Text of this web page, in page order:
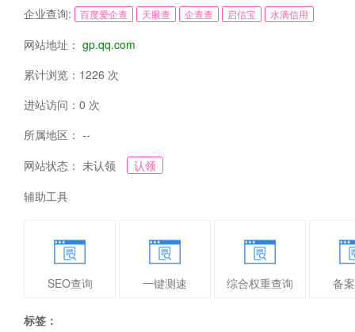
企业查询: 百度爱企查 天眼查 企查查 启信宝 水滴信用
网站地址： gp.qq.com
累计浏览：1226 次
进站访问：0 次
所属地区： --
网站状态： 未认领
认领
辅助工具
SEO查询 一键测速 综合权重查询 备
标签：